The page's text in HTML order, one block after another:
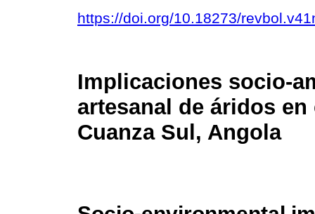
https://doi.org/10.18273/
Implicaciones socio-
artesanal de áridos
Cuanza Sul, Angola